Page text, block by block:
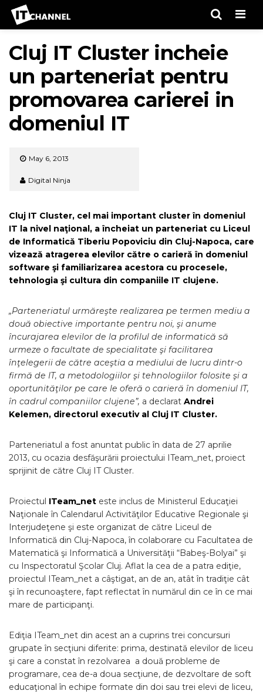
Cluj IT Cluster incheie
un parteneriat pentru
promovarea carierei in
domeniul IT
May 6, 2013
Digital Ninja
Cluj IT Cluster, cel mai important cluster în domeniul
IT la nivel naţional, a încheiat un parteneriat cu Liceul
de Informatică Tiberiu Popoviciu din Cluj-Napoca, care
vizează atragerea elevilor către o carieră în domeniul
software şi familiarizarea acestora cu procesele,
tehnologia şi cultura din companiile IT clujene.
„Parteneriatul urmăreşte realizarea pe termen mediu a
două obiective importante pentru noi, şi anume
încurajarea elevilor de la profilul de informatică să
urmeze o facultate de specialitate şi facilitarea
înţelegerii de către aceştia a mediului de lucru dintr-o
firmă de IT, a metodologiilor şi tehnologiilor folosite şi a
oportunităţilor pe care le oferă o carieră în domeniul IT,
în cadrul companiilor clujene”, a declarat Andrei
Kelemen, directorul executiv al Cluj IT Cluster.
Parteneriatul a fost anuntat public în data de 27 aprilie
2013, cu ocazia desfăşurării proiectului ITeam_net, proiect
sprijinit de către Cluj IT Cluster.
Proiectul ITeam_net este inclus de Ministerul Educaţiei
Naţionale în Calendarul Activităţilor Educative Regionale şi
Interjudeţene şi este organizat de către Liceul de
Informatică din Cluj-Napoca, în colaborare cu Facultatea de
Matematică şi Informatică a Universităţii “Babeş-Bolyai” şi
cu Inspectoratul Şcolar Cluj. Aflat la cea de a patra ediţie,
proiectul ITeam_net a câştigat, an de an, atât în tradiţie cât
şi în recunoaştere, fapt reflectat în numărul din ce în ce mai
mare de participanţi.
Ediţia ITeam_net din acest an a cuprins trei concursuri
grupate în secţiuni diferite: prima, destinată elevilor de liceu
şi care a constat în rezolvarea a două probleme de
programare, cea de-a doua secţiune, de dezvoltare de soft
educaţional în echipe formate din doi sau trei elevi de liceu,